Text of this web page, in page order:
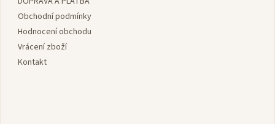
Obchodní podmínky
Hodnocení obchodu
Vrácení zboží
Kontakt